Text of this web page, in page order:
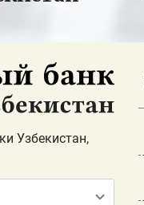
Узбекистан,